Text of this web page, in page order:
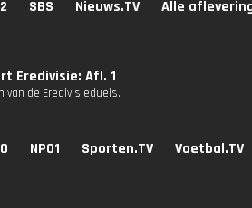
SBS Nieuws.TV Alle
Eredivisie: Afl. 1
van de Eredivisieduels.
NPO1 Sporten.TV Voetbal.TV